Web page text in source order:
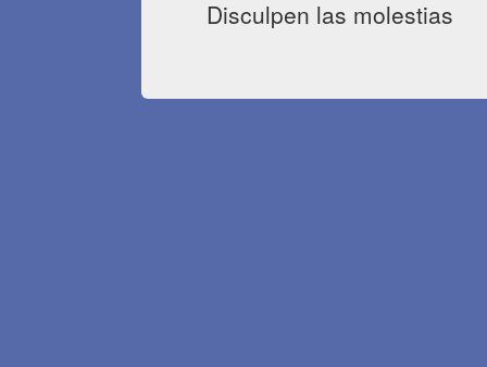
Disculpen las molestias